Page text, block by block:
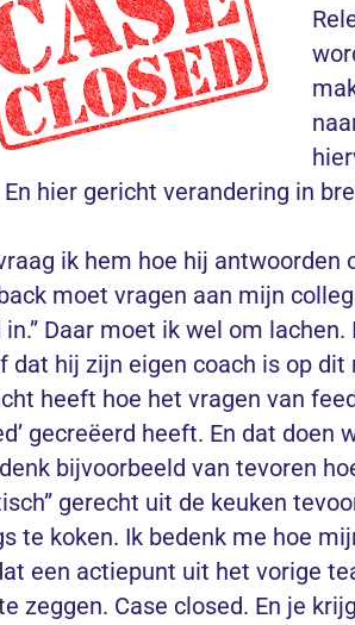
hier gericht verandering in
ik hem hoe hij antwoorden
moet vragen aan mijn
in.” Daar moet ik wel om
dat hij zijn eigen coach is op
heeft hoe het vragen van
gecreëerd heeft. En dat
bijvoorbeeld van tevoren
gerecht uit de keuken
te koken. Ik bedenk me hoe
een actiepunt uit het vorige
zeggen. Case closed. En je